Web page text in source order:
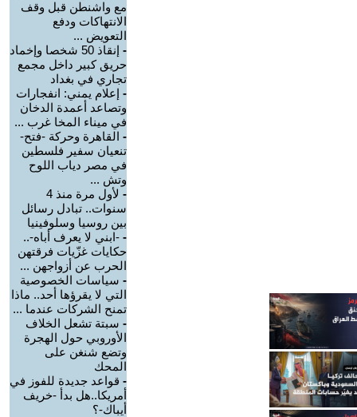
مع واشنطن قبل وقف
الانتهاكات ودفع
التعويض ...
-
إنقاذ 50 شخصا وإخماد
حريق كبير داخل مجمع
تجاري في بغداد
- إعلام يمني: انفجارات
وتصاعد أعمدة الدخان
في ميناء المخا غرب ...
- القاهرة وحركة -فتح-
تنعيان سفير فلسطين
في مصر دياب اللوح
وتش ...
-
لأول مرة منذ 4
سنوات.. تبادل رسائل
بين روسيا وسلوفينيا
- -ابني لا يعرف أباه-..
حكايات غزّيات فرقتهن
الحرب عن أزواجهن ...
- سياسات الخصوصية
التي لا يقرؤها أحد.. ماذا
تمنح الشركات عندما ...
- سبتة تشعل الخلاف
الأوروبي حول الهجرة
وتضع شنغن على
المحك
- قواعد جديدة للفوز في
أمريكا..هل بدأ -خريف
أيباك-؟